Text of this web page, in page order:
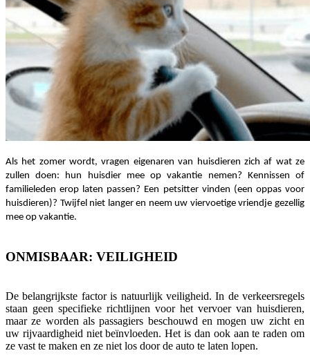
Als het zomer wordt, vragen eigenaren van huisdieren zich af wat ze
zullen doen: hun huisdier mee op vakantie nemen? Kennissen of
familieleden erop laten passen? Een petsitter vinden (een oppas voor
huisdieren)? Twijfel niet langer en neem uw viervoetige vriendje gezellig
mee op vakantie.
ONMISBAAR: VEILIGHEID
De belangrijkste factor is natuurlijk veiligheid. In de verkeersregels
staan geen specifieke richtlijnen voor het vervoer van huisdieren,
maar ze worden als passagiers beschouwd en mogen uw zicht en
uw rijvaardigheid niet beïnvloeden. Het is dan ook aan te raden om
ze vast te maken en ze niet los door de auto te laten lopen.